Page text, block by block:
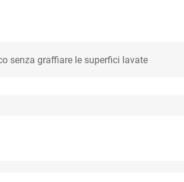
senza graffiare le superfici lavate